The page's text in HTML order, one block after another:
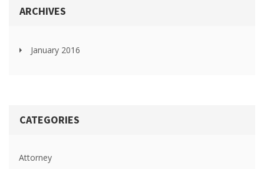
ARCHIVES
January 2016
CATEGORIES
Attorney